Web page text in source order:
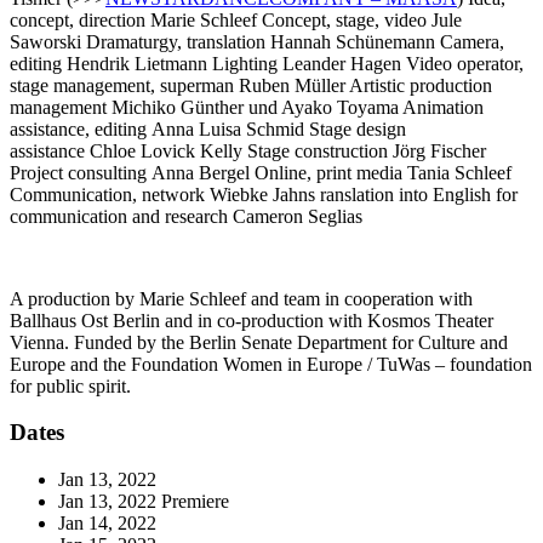
concept, direction Marie SchleefConcept, stage, video Jule
Saworski Dramaturgy, translation Hannah Schünemann Camera,
editing Hendrik Lietmann Lighting Leander Hagen Video operator,
stage management, superman Ruben MüllerArtistic production
management Michiko Günther und Ayako Toyama Animation
assistance, editing Anna Luisa Schmid Stage design
assistance Chloe Lovick Kelly Stage construction Jörg Fischer
Project consulting Anna Bergel Online, print media Tania Schleef
Communication, network Wiebke Jahns ranslation into English for
communication and research Cameron Seglias
A production by Marie Schleef and team in cooperation with
Ballhaus Ost Berlin and in co-production with Kosmos Theater
Vienna. Funded by the Berlin Senate Department for Culture and
Europe and the Foundation Women in Europe / TuWas – foundation
for public spirit.
Dates
Jan 13, 2022
Jan 13, 2022 Premiere
Jan 14, 2022